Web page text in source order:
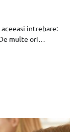
intrebare:
De multe ori…